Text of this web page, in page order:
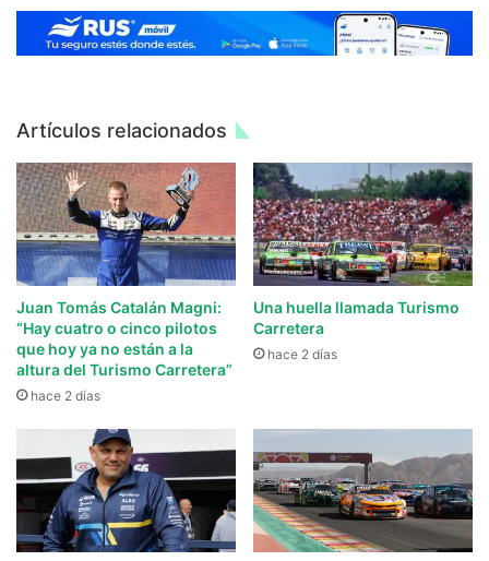
Artículos relacionados
Juan Tomás Catalán Magni:
“Hay cuatro o cinco pilotos
que hoy ya no están a la
altura del Turismo Carretera”
hace 2 días
Una huella llamada Turismo
Carretera
hace 2 días